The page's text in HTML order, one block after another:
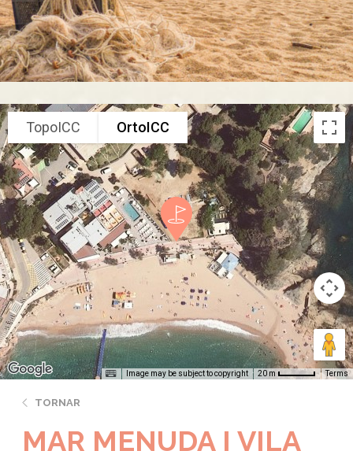
TopoICC OrtoICC
Image may be subject to copyright 20 m Terms
TORNAR
MAR MENUDA I VILA